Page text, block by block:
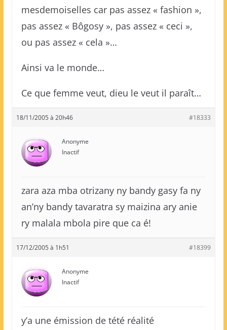
mesdemoiselles car pas assez « fashion »,
pas assez « Bôgosy », pas assez « ceci »,
ou pas assez « cela »…
Ainsi va le monde…
Ce que femme veut, dieu le veut il paraît…
18/11/2005 à 20h46 #18333
Anonyme
Inactif
zara aza mba otrizany ny bandy gasy fa ny
an’ny bandy tavaratra sy maizina ary anie
ry malala mbola pire que ca é!
17/12/2005 à 1h51 #18399
Anonyme
Inactif
y’a une émission de tété réalité